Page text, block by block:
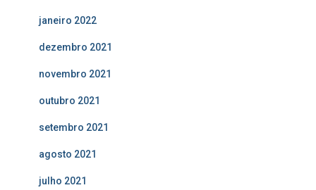
janeiro 2022
dezembro 2021
novembro 2021
outubro 2021
setembro 2021
agosto 2021
julho 2021